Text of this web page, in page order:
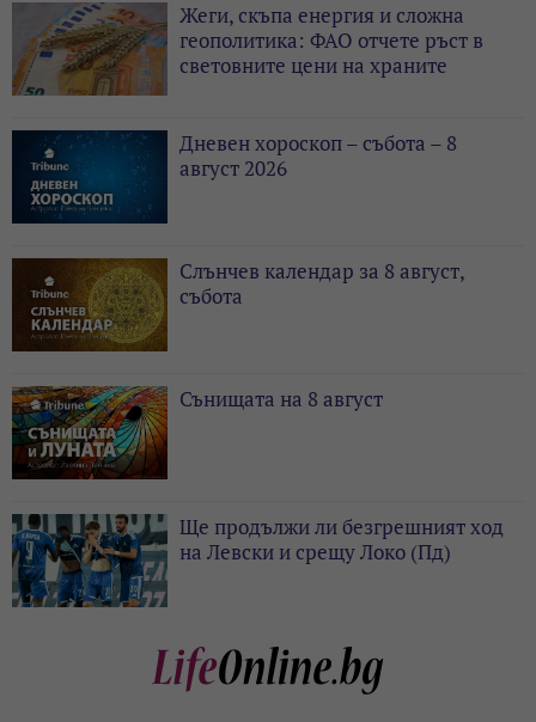
Жеги, скъпа енергия и сложна
геополитика: ФАО отчете ръст в
световните цени на храните
Дневен хороскоп – събота – 8
август 2026
Слънчев календар за 8 август,
събота
Сънищата на 8 август
Ще продължи ли безгрешният ход
на Левски и срещу Локо (Пд)